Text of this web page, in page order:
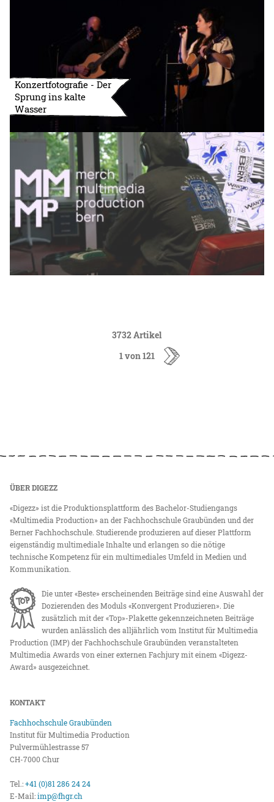
Konzertfotografie - Der
Sprung ins kalte
Wasser
3732 Artikel
1 von 121
ÜBER DIGEZZ
«Digezz» ist die Produktionsplattform des Bachelor-Studiengangs
«Multimedia Production» an der Fachhochschule Graubünden und der
Berner Fachhochschule. Studierende produzieren auf dieser Plattform
eigenständig multimediale Inhalte und erlangen so die nötige
technische Kompetenz für ein multimediales Umfeld in Medien und
Kommunikation.
Die unter «Beste» erscheinenden Beiträge sind eine Auswahl der
Dozierenden des Moduls «Konvergent Produzieren». Die
zusätzlich mit der «Top»-Plakette gekennzeichneten Beiträge
wurden anlässlich des alljährlich vom Institut für Multimedia
Production (IMP) der Fachhochschule Graubünden veranstalteten
Multimedia Awards von einer externen Fachjury mit einem «Digezz-
Award» ausgezeichnet.
KONTAKT
Fachhochschule Graubünden
Institut für Multimedia Production
Pulvermühlestrasse 57
CH-7000 Chur
Tel.:+41 (0)81 286 24 24
E-Mail:imp@fhgr.ch